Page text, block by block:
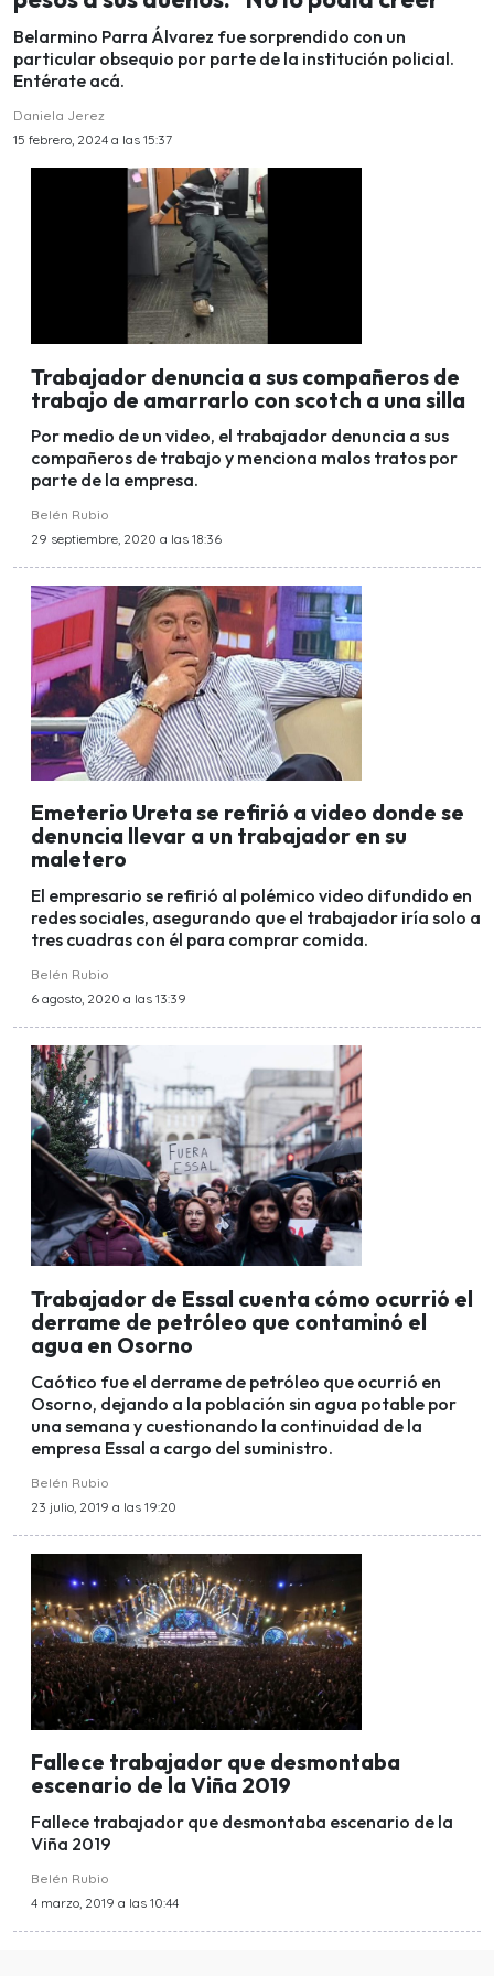
Belarmino Parra Álvarez fue sorprendido con un
particular obsequio por parte de la institución policial.
Entérate acá.
Daniela Jerez
15 febrero, 2024 a las 15:37
Trabajador denuncia a sus compañeros de
trabajo de amarrarlo con scotch a una silla
Por medio de un video, el trabajador denuncia a sus
compañeros de trabajo y menciona malos tratos por
parte de la empresa.
Belén Rubio
29 septiembre, 2020 a las 18:36
Emeterio Ureta se refirió a video donde se
denuncia llevar a un trabajador en su
maletero
El empresario se refirió al polémico video difundido en
redes sociales, asegurando que el trabajador iría solo a
tres cuadras con él para comprar comida.
Belén Rubio
6 agosto, 2020 a las 13:39
Trabajador de Essal cuenta cómo ocurrió el
derrame de petróleo que contaminó el
agua en Osorno
Caótico fue el derrame de petróleo que ocurrió en
Osorno, dejando a la población sin agua potable por
una semana y cuestionando la continuidad de la
empresa Essal a cargo del suministro.
Belén Rubio
23 julio, 2019 a las 19:20
Fallece trabajador que desmontaba
escenario de la Viña 2019
Fallece trabajador que desmontaba escenario de la
Viña 2019
Belén Rubio
4 marzo, 2019 a las 10:44